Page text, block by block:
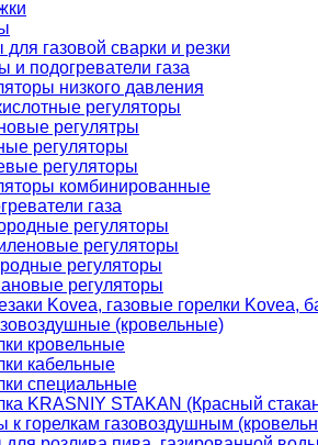
для газовой сварки и резки
и подогреватели газа
низкого давления
регуляторы
регулятры
регуляторы
регуляторы
комбинированные
газа
регуляторы
регуляторы
регуляторы
регуляторы
Kovea, газовые горелки Kovea,
(кровельные)
кровельные
кабельные
специальные
KRASNIY STAKAN (Красный
горелкам газовоздушным